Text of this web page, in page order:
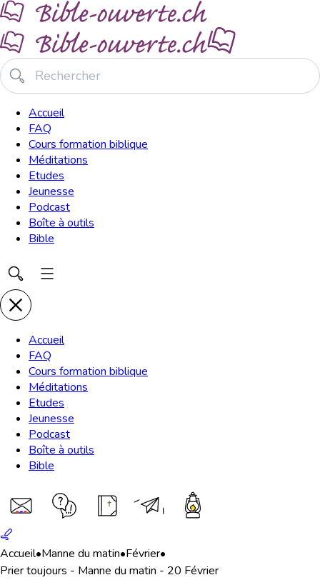
Accueil
FAQ
Cours formation biblique
Méditations
Etudes
Jeunesse
Podcast
Boîte à outils
Bible
Accueil
FAQ
Cours formation biblique
Méditations
Etudes
Jeunesse
Podcast
Boîte à outils
Bible
Accueil•Manne du matin•Février•
Prier toujours - Manne du matin - 20 Février